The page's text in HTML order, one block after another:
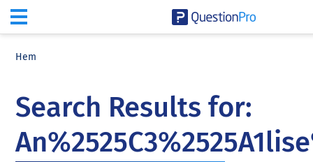
Hem
Search Results for: